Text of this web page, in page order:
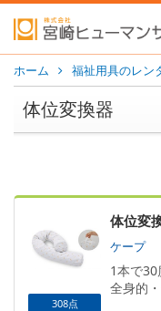
ホーム 福祉用具のレン
体位変換器
308点
体位変
ケープ
1本で
全身的